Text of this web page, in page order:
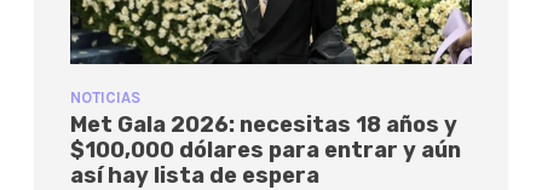
NOTICIAS
Met Gala 2026: necesitas 18 años y
$100,000 dólares para entrar y aún
así hay lista de espera